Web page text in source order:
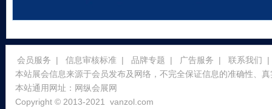
会员服务 | 信息审核标准 | 品牌专题 | 广告服务 | 联系我们
|
本站展会信息来源于会员发布及网络，不完全保证信息的准确性、
本站通用网址： 网纵会展网
Copyright © 2013-2021 vanzol.com